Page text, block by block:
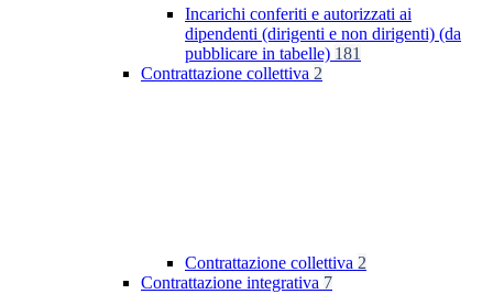
Incarichi conferiti e autorizzati ai
dipendenti (dirigenti e non dirigenti) (da
pubblicare in tabelle) 181
Contrattazione collettiva 2
Contrattazione collettiva 2
Contrattazione integrativa 7